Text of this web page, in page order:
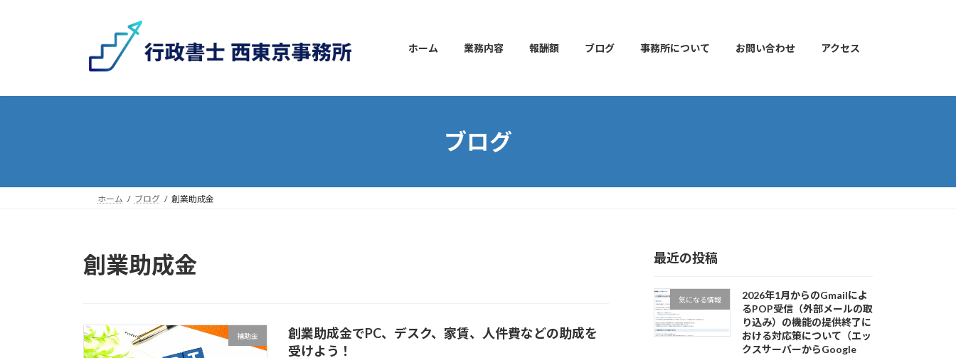
へ
ョ
ホーム 業務内容 報酬額 ブログ 事務所について お問い合わせ アクセス
ブログ
ホーム ブログ 創業助成金
創業助成金
補助金
創業助成金でPC、デスク、家賃、人件費などの助成を
受けよう！
最近の投稿
気になる情報
2026年1月からのGmailによ
るPOP受信（外部メールの取
り込み）の機能の提供終了に
おける対応策について（エッ
クスサーバーからGoogle